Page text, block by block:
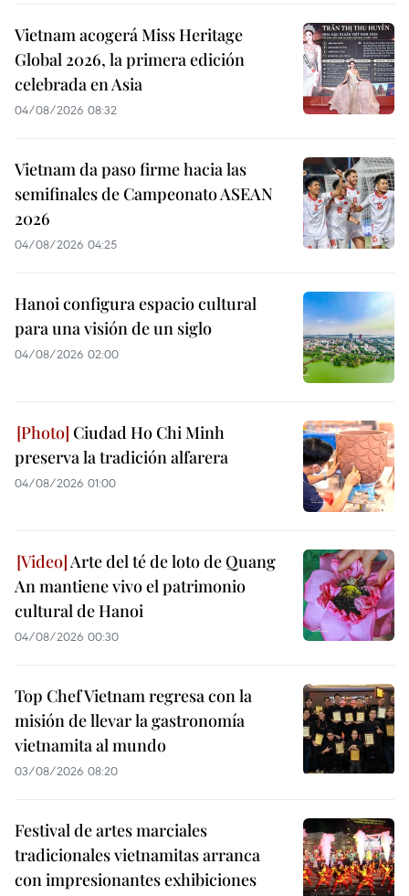
Vietnam acogerá Miss Heritage
Global 2026, la primera edición
celebrada en Asia
04/08/2026 08:32
Vietnam da paso firme hacia las
semifinales de Campeonato ASEAN
2026
04/08/2026 04:25
Hanoi configura espacio cultural
para una visión de un siglo
04/08/2026 02:00
Ciudad Ho Chi Minh
preserva la tradición alfarera
04/08/2026 01:00
Arte del té de loto de Quang
An mantiene vivo el patrimonio
cultural de Hanoi
04/08/2026 00:30
Top Chef Vietnam regresa con la
misión de llevar la gastronomía
vietnamita al mundo
03/08/2026 08:20
Festival de artes marciales
tradicionales vietnamitas arranca
con impresionantes exhibiciones